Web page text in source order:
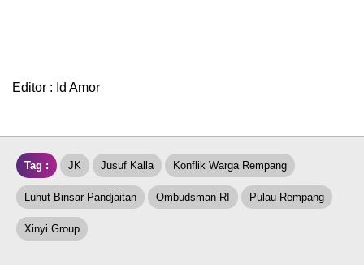
Editor : Id Amor
Tag : JK Jusuf Kalla Konflik Warga Rempang
Luhut Binsar Pandjaitan Ombudsman RI Pulau Rempang
Xinyi Group